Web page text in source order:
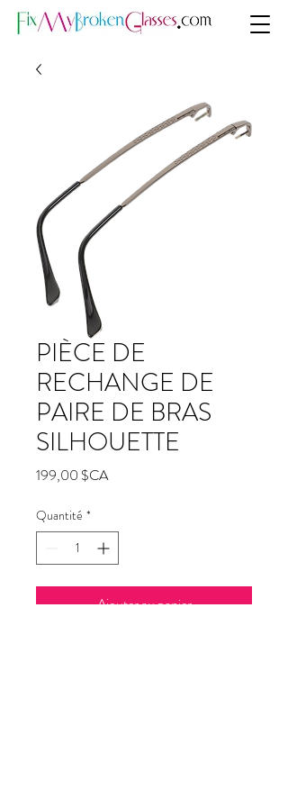
PIÈCE DE
RECHANGE DE
PAIRE DE BRAS
SILHOUETTE
199,00 $CAPrix
Quantité *
Ajouter au panier